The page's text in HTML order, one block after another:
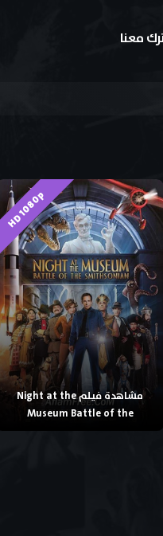
معنا
HD 1080p
مشاهدة فيلم Night at the
Museum Battle of the